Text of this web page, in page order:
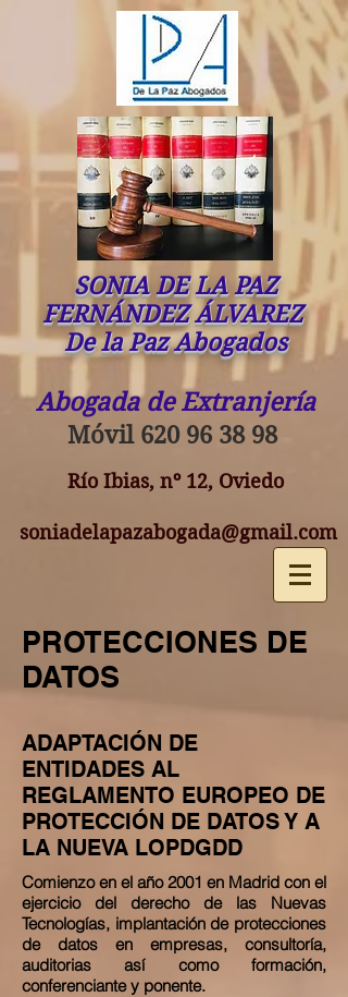
SONIA DE LA PAZ
FERNÁNDEZ ÁLVAREZ
De la Paz Abogados
Abogada de Extranjería
Móvil 620 96 38 98
Río Ibias, nº 12, Oviedo
soniadelapazabogada@gmail.com
PROTECCIONES DE
DATOS
ADAPTACIÓN DE
ENTIDADES AL
REGLAMENTO EUROPEO DE
PROTECCIÓN DE DATOS Y A
LA NUEVA LOPDGDD
Comienzo en el año 2001 en Madrid con el
ejercicio del derecho de las Nuevas
Tecnologías, implantación de protecciones
de datos en empresas, consultoría,
auditorias así como formación,
conferenciante y ponente.